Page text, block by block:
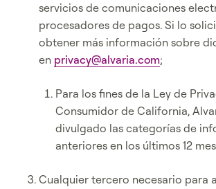
servicios de comunicaciones
procesadores de pagos. Si lo
obtener más información sobre
en privacy@alvaria.com;
Para los fines de la Ley de
Consumidor de California,
divulgado las categorías de
anteriores en los últimos 12
Cualquier tercero necesario para